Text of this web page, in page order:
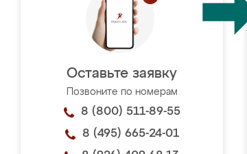
Оставьте заявку
Позвоните по номерам
8 (800) 511-89-55
8 (495) 665-24-01